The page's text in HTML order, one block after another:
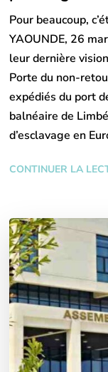
Pour beaucoup,
YAOUNDE, 26
leur dernière
Porte du non-
expédiés du port
balnéaire de
d’esclavage en
CONTINUER LA